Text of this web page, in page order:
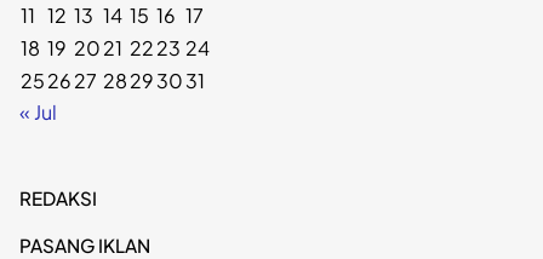
11 12 13 14 15 16 17
18 19 2021 2223 24
252627 28293031
« Jul
REDAKSI
PASANG IKLAN